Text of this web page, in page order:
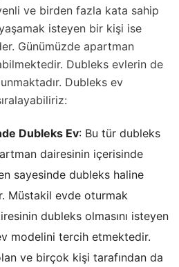
ve birden fazla kata sahip
isteyen bir kişi ise
Günümüzde apartman
Dubleks evlerin de
Dubleks ev
Dubleks Ev: Bu tür dubleks
dairesinin içerisinde
sayesinde dubleks haline
Müstakil evde oturmak
dubleks olmasını isteyen
modelini tercih etmektedir.
ve birçok kişi tarafından da